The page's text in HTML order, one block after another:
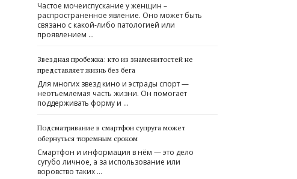
Частое мочеиспускание у женщин –
распространенное явление. Оно может быть
связано с какой-либо патологией или
проявлением …
Звездная пробежка: кто из знаменитостей не
представляет жизнь без бега
Для многих звезд кино и эстрады спорт —
неотъемлемая часть жизни. Он помогает
поддерживать форму и …
Подсматривание в смартфон супруга может
обернуться тюремным сроком
Смартфон и информация в нём — это дело
сугубо личное, а за использование или
воровство таких …